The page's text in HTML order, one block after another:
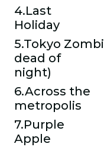
4.Last
5.Tokyo
dead of
6.Across the
7.Purple